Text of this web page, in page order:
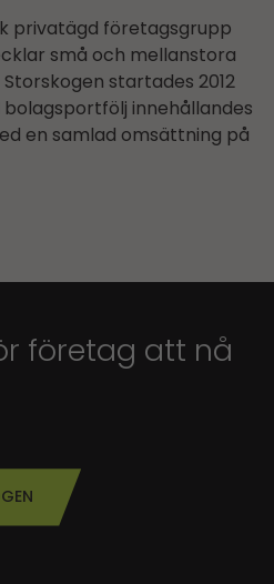
privatägd företagsgrupp
små och mellanstora
startades 2012
innehållandes
en samlad omsättning på
företag att nå